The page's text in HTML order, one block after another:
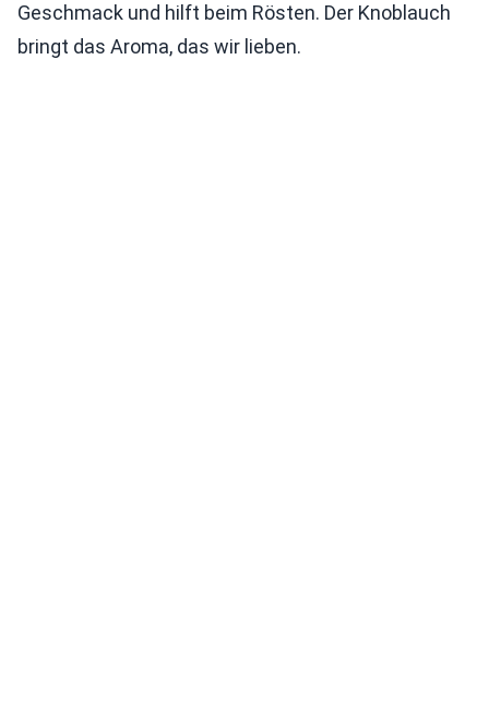
Geschmack und hilft beim Rösten. Der Knoblauch
bringt das Aroma, das wir lieben.